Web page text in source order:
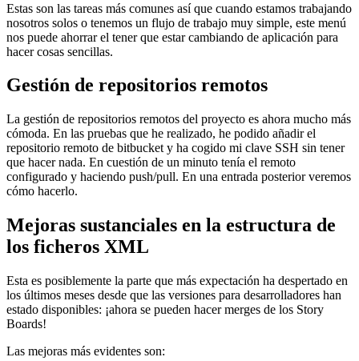
Estas son las tareas más comunes así que cuando estamos trabajando
nosotros solos o tenemos un flujo de trabajo muy simple, este menú
nos puede ahorrar el tener que estar cambiando de aplicación para
hacer cosas sencillas.
Gestión de repositorios remotos
La gestión de repositorios remotos del proyecto es ahora mucho más
cómoda. En las pruebas que he realizado, he podido añadir el
repositorio remoto de bitbucket y ha cogido mi clave SSH sin tener
que hacer nada. En cuestión de un minuto tenía el remoto
configurado y haciendo push/pull. En una entrada posterior veremos
cómo hacerlo.
Mejoras sustanciales en la estructura de
los ficheros XML
Esta es posiblemente la parte que más expectación ha despertado en
los últimos meses desde que las versiones para desarrolladores han
estado disponibles: ¡ahora se pueden hacer merges de los Story
Boards!
Las mejoras más evidentes son: